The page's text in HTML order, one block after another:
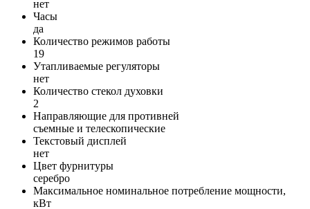
нет
Часы
да
Количество режимов работы
19
Утапливаемые регуляторы
нет
Количество стекол духовки
2
Направляющие для противней
съемные и телескопические
Текстовый дисплей
нет
Цвет фурнитуры
серебро
Максимальное номинальное потребление мощности,
кВт